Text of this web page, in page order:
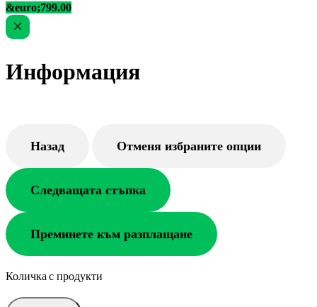
&euro;799.00
Информация
Назад Отменя избраните опции
Следващата стъпка
Преминете към разплащане
Количка с продукти